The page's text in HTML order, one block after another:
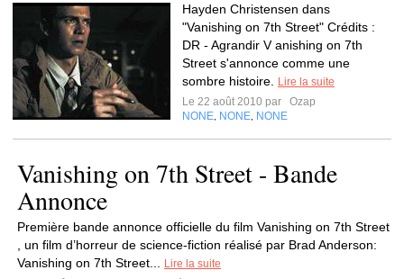
Hayden Christensen dans
"Vanishing on 7th Street" Crédits :
DR - Agrandir V anishing on 7th
Street s'annonce comme une
sombre histoire.
Lire la suite
Le 22 août 2010 par
Ozap
NONE NONE NONE
Vanishing on 7th Street - Bande
Annonce
Première bande annonce officielle du film Vanishing on 7th Street
, un film d’horreur de science-fiction réalisé par Brad Anderson:
Vanishing on 7th Street...
Lire la suite